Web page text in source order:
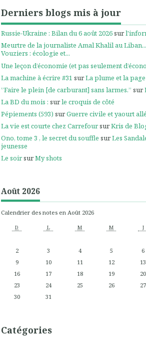
Derniers blogs mis à jour
Russie-Ukraine : Bilan du 6 août 2026sur
Meurtre de la journaliste Amal Khalil au Liban...
Vouziers : écologie et...
Une leçon d’économie (et pas seulement
La machine à écrire #31 surLa plume et la page
”Faire le plein [de carburant] sans larmes.” sur
La BD du mois : surle croquis de côté
Pépiements (593) surGuerre civile et yaourt
La vie est courte chez CarrefoursurKris de
Ono, tome 3 , le secret du souffle surLes
jeunesse
Le soirsurMy shots
Août 2026
Calendrier des notes en Août 2026
D L M M J
2
3 4 5 6
9
10 11 12 13
16
17 18 19 20
23
24 25 26 27
30
31
Catégories